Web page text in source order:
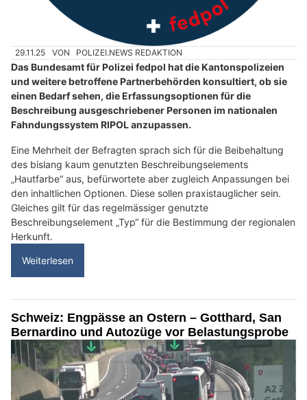
29.11.25 VON POLIZEI.NEWS REDAKTION
Das Bundesamt für Polizei fedpol hat die Kantonspolizeien
und weitere betroffene Partnerbehörden konsultiert, ob sie
einen Bedarf sehen, die Erfassungsoptionen für die
Beschreibung ausgeschriebener Personen im nationalen
Fahndungssystem RIPOL anzupassen.
Eine Mehrheit der Befragten sprach sich für die Beibehaltung
des bislang kaum genutzten Beschreibungselements
„Hautfarbe“ aus, befürwortete aber zugleich Anpassungen bei
den inhaltlichen Optionen. Diese sollen praxistauglicher sein.
Gleiches gilt für das regelmässiger genutzte
Beschreibungselement „Typ“ für die Bestimmung der regionalen
Herkunft.
Weiterlesen
Schweiz: Engpässe an Ostern – Gotthard, San
Bernardino und Autozüge vor Belastungsprobe